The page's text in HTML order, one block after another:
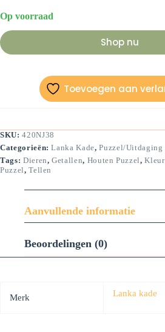
Op voorraad
Shop nu
Toevoegen aan
SKU:420NJ38
Categorieën:Lanka Kade,Puzzel/Uitdaging
Tags: Dieren,Getallen, Houten Puzzel,
Puzzel,Tellen
Aanvullende informatie
Beoordelingen (0)
Merk Lanka kade